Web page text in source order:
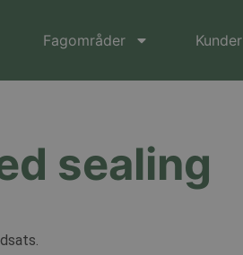
Fagområder Kunder
sealing